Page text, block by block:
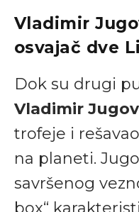
Vladimir
osvajač dve
Dok su drugi
Vladimir
trofeje i
na planeti.
savršenog